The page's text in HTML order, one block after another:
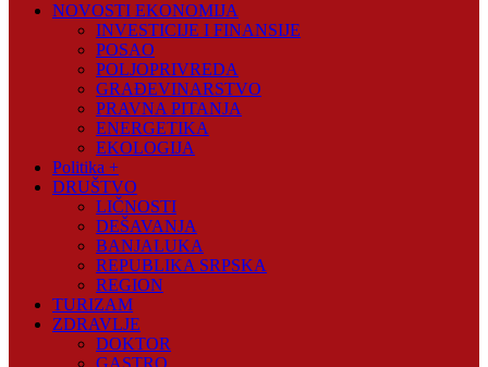
NOVOSTI EKONOMIJA
INVESTICIJE I FINANSIJE
POSAO
POLJOPRIVREDA
GRAĐEVINARSTVO
PRAVNA PITANJA
ENERGETIKA
EKOLOGIJA
Politika +
DRUŠTVO
LIČNOSTI
DEŠAVANJA
BANJALUKA
REPUBLIKA SRPSKA
REGION
TURIZAM
ZDRAVLJE
DOKTOR